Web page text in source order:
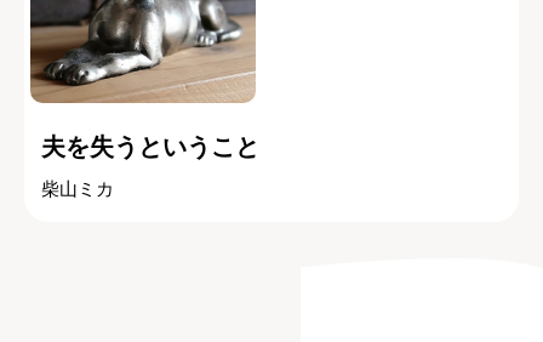
夫を失うということ
柴山ミカ